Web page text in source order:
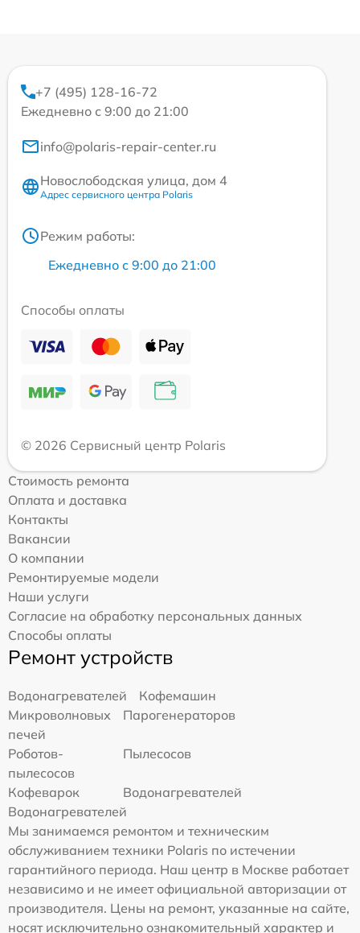
+7 (495) 128-16-72
Ежедневно с 9:00 до 21:00
info@polaris-repair-center.ru
Новослободская улица, дом 4
Адрес сервисного центра Polaris
Режим работы:
Ежедневно с 9:00 до 21:00
Способы оплаты
© 2026 Сервисный центр Polaris
Стоимость ремонта
Оплата и доставка
Контакты
Вакансии
О компании
Ремонтируемые модели
Наши услуги
Согласие на обработку персональных данных
Способы оплаты
Ремонт устройств
Водонагревателей
Кофемашин
Микроволновых
печей
Парогенераторов
Роботов-
пылесосов
Пылесосов
Кофеварок
Водонагревателей
Водонагревателей
Мы занимаемся ремонтом и техническим
обслуживанием техники Polaris по истечении
гарантийного периода. Наш центр в Москве работает
независимо и не имеет официальной авторизации от
производителя. Цены на ремонт, указанные на сайте,
носят исключительно ознакомительный характер и